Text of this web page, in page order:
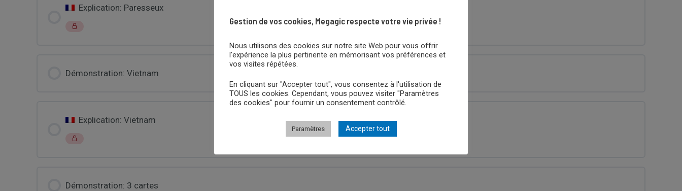
Explication: Paresseux
Démonstration: Vietnam
Explication: Vietnam
Démonstration: 3 cartes
Gestion de vos cookies, Megagic respecte votre vie privée !
Nous utilisons des cookies sur notre site Web pour vous offrir
l'expérience la plus pertinente en mémorisant vos préférences et
vos visites répétées.
En cliquant sur "Accepter tout", vous consentez à l'utilisation de
TOUS les cookies. Cependant, vous pouvez visiter "Paramètres
des cookies" pour fournir un consentement contrôlé.
Paramètres Accepter tout